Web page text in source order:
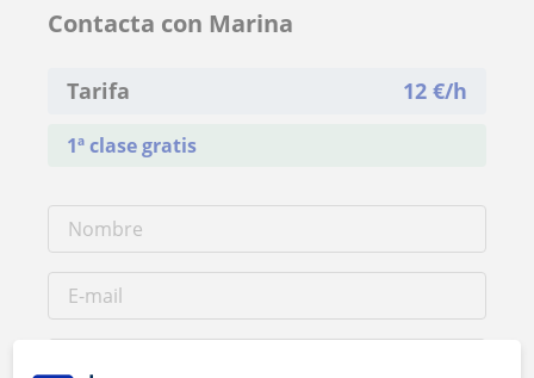
Contacta con Marina
Tarifa 12 €/h
1ª clase gratis